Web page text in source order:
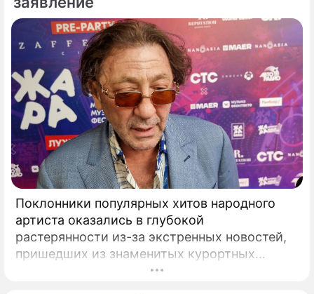
Поклонники популярных хитов народного
артиста оказались в глубокой
растерянности из-за экстренных новостей,
пришедших из знаменитых курортных
городов. Григорий Лепс, чей гастрольный